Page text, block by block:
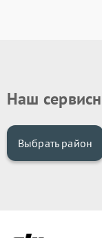
Наш
Выбрать район